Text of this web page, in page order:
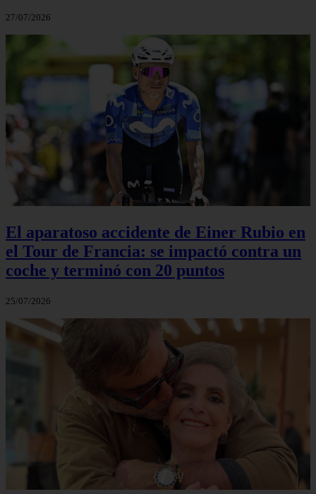
27/07/2026
El aparatoso accidente de Einer Rubio en
el Tour de Francia: se impactó contra un
coche y terminó con 20 puntos
25/07/2026